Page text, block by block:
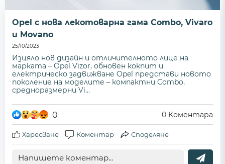
Opel с нова лекотоварна гама Combo, Vivaro
и Movano
25/10/2023
Изцяло нов дизайн и отличителното лице на
марката – Opel Vizor, обновен кокпит и
електрическо задвижване Opel представи новото
поколение на моделите – компактни Combo,
средноразмерни Vi...
0 0 Коментара
Харесване Коментар Споделяне